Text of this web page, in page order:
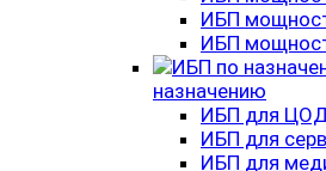
ИБП
ИБП
назначению
ИБП для
ИБП для
ИБП для